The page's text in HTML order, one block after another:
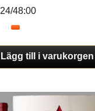
24/48:00
Lägg till i varukorgen